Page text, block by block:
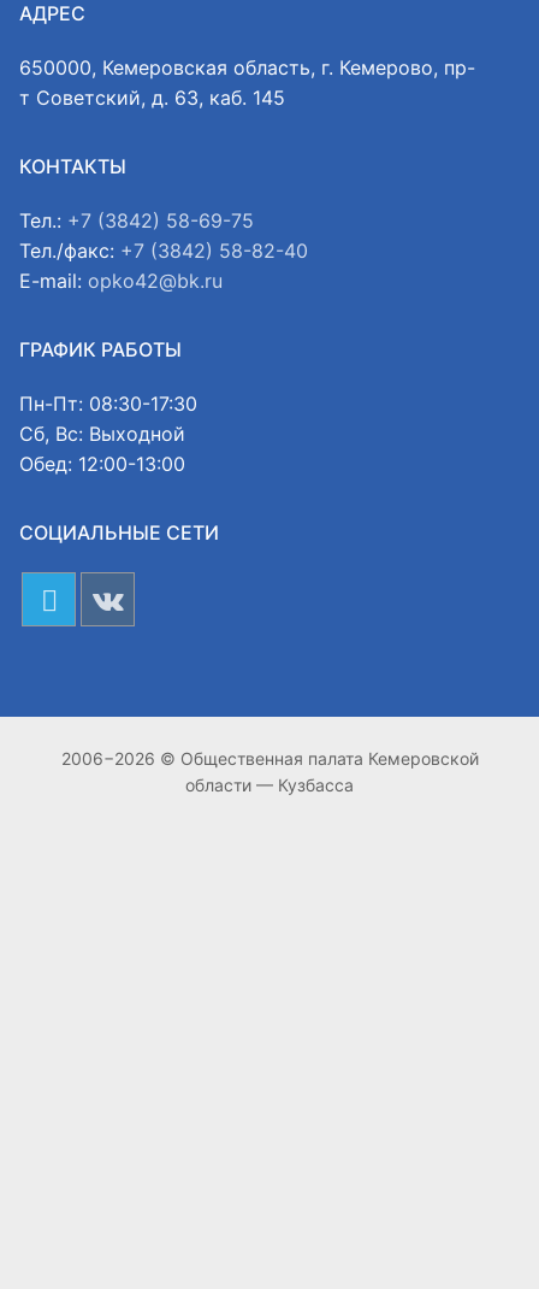
АДРЕС
650000, Кемеровская область, г. Кемерово, пр-
т Советский, д. 63, каб. 145
КОНТАКТЫ
Тел.: +7 (3842) 58-69-75
Тел./факс: +7 (3842) 58-82-40
E-mail: opko42@bk.ru
ГРАФИК РАБОТЫ
Пн-Пт: 08:30-17:30
Сб, Вс: Выходной
Обед: 12:00-13:00
СОЦИАЛЬНЫЕ СЕТИ
2006−2026 © Общественная палата Кемеровской
области — Кузбасса